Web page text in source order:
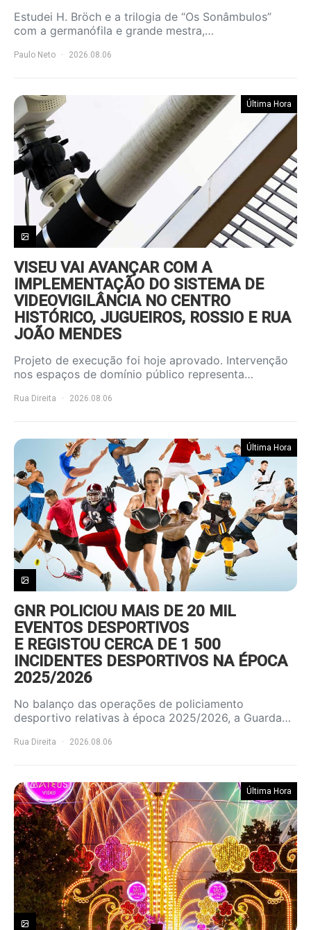
Estudei H. Bröch e a trilogia de “Os Sonâmbulos”
com a germanófila e grande mestra,…
Paulo Neto 2026.08.06
Última Hora
VISEU VAI AVANÇAR COM A
IMPLEMENTAÇÃO DO SISTEMA DE
VIDEOVIGILÂNCIA NO CENTRO
HISTÓRICO, JUGUEIROS, ROSSIO E RUA
JOÃO MENDES
Projeto de execução foi hoje aprovado. Intervenção
nos espaços de domínio público representa…
Rua Direita 2026.08.06
Última Hora
GNR POLICIOU MAIS DE 20 MIL
EVENTOS DESPORTIVOS
E REGISTOU CERCA DE 1 500
INCIDENTES DESPORTIVOS NA ÉPOCA
2025/2026
No balanço das operações de policiamento
desportivo relativas à época 2025/2026, a Guarda…
Rua Direita 2026.08.06
Última Hora